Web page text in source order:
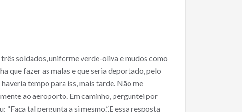
três soldados, uniforme verde-oliva e mudos como
que fazer as malas e que seria deportado, pelo
tempo para iss, mais tarde. Não me
ao aeroporto. Em caminho, perguntei por
“Faça tal pergunta a si mesmo.”.E essa resposta,